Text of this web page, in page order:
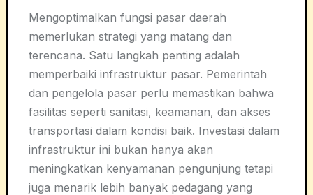
Mengoptimalkan fungsi pasar daerah
memerlukan strategi yang matang dan
terencana. Satu langkah penting adalah
memperbaiki infrastruktur pasar. Pemerintah
dan pengelola pasar perlu memastikan bahwa
fasilitas seperti sanitasi, keamanan, dan akses
transportasi dalam kondisi baik. Investasi dalam
infrastruktur ini bukan hanya akan
meningkatkan kenyamanan pengunjung tetapi
juga menarik lebih banyak pedagang yang